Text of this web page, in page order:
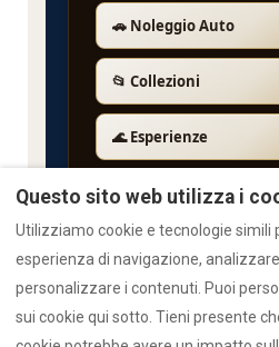
🚗 Noleggio Auto
📂 Collezioni
🌊 Esperienze
👨‍👩‍👧‍👦 Famiglie
❓ FAQ / Aiuto
Questo sito web utilizza i
Utilizziamo cookie e tecnologie simili
esperienza di navigazione,
personalizzare i contenuti. Puoi
sui cookie qui sotto. Tieni presente